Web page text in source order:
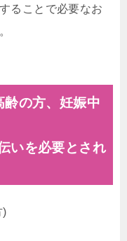
ることで必要なお
齢の方、妊娠中
いを必要とされ
)